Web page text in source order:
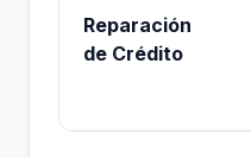
Reparación
de Crédito